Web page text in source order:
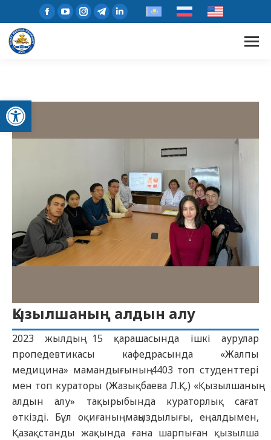
Open toolbar
Қызылшаның алдын алу
2023 жылдың 15 қарашасында ішкі аурулар
пропедевтикасы кафедрасында «Жалпы
медицина» мамандығының 4403 топ студенттері
мен топ кураторы (Жазықбаева Л.Қ.) «Қызылшаның
алдын алу» тақырыбында кураторлық сағат
өткізді. Бұл оқиғаның маңыздылығы, ең алдымен,
Қазақстанды жақында ғана шарпыған қызылша